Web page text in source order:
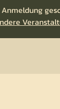
Anmeldung